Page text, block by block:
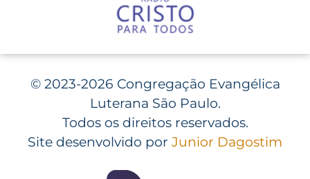
©2023-2026 Congregação Evangélica
Luterana São Paulo.
Todos os direitos reservados.
Site desenvolvido por Junior Dagostim